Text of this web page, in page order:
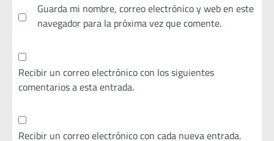
Guarda mi nombre, correo electrónico y web en este
navegador para la próxima vez que comente.
Recibir un correo electrónico con los siguientes
comentarios a esta entrada.
Recibir un correo electrónico con cada nueva entrada.